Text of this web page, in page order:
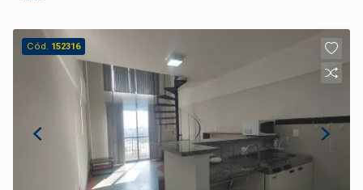
Cód. 152316